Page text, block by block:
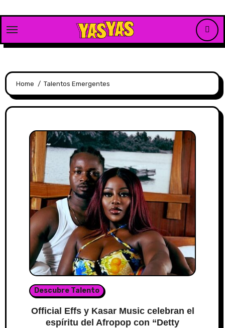
content
Home Talentos Emergentes
Descubre Talento
Official Effs y Kasar Music celebran el
espíritu del Afropop con “Detty